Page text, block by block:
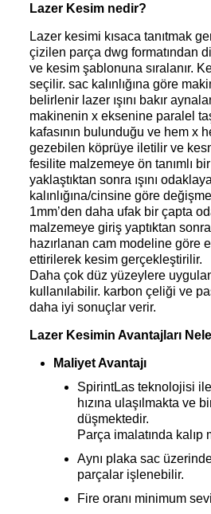
Lazer Kesim nedir?
Lazer kesimi kısaca tanıtmak
çizilen parça dwg formatından
ve kesim şablonuna sıralanır.
seçilir. sac kalınlığına göre
belirlenir lazer ışını bakır
makinenin x eksenine paralel
kafasının bulunduğu ve hem x
gezebilen köprüye iletilir ve
fesilite malzemeye ön tanımlı
yaklaştıktan sonra ışını
kalınlığına/cinsine göre
1mm’den daha ufak bir çapta
malzemeye giriş yaptıktan sonra
hazırlanan cam modeline göre
ettirilerek kesim gerçekleştirilir.
Daha çok düz yüzeylere
kullanılabilir. karbon çeliği ve
daha iyi sonuçlar verir.
Lazer Kesimin Avantajları
Maliyet Avantajı
SpirintLas teknolojisi
hızına ulaşılmakta ve
düşmektedir.
Parça imalatında kalıp
Aynı plaka sac
parçalar işlenebilir.
Fire oranı minimum